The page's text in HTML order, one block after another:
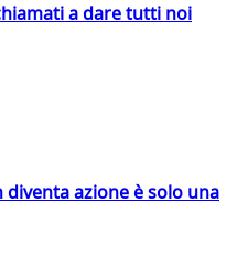
a dare tutti noi
azione è solo una